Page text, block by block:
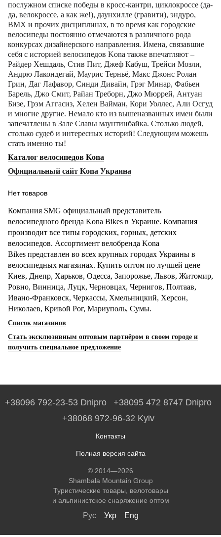
послужном списке победы в кросс-кантри, циклокроссе (да-
да, велокроссе, а как же!), даунхилле (гравити), эндуро,
BMX и прочих дисциплинах, в то время как городские
велосипеды постоянно отмечаются в различного рода
конкурсах дизайнерского направления. Имена, связавшие
себя с историей велосипедов Kona также впечатляют –
Райдер Хешдаль, Стив Пит, Джеф Кабуш, Трейси Мозли,
Андрю Лакондегай, Маурис Терньё, Макс Джонс Ролан
Грин, Даг Лафавор, Синди Дивайн, Грэг Минар, Фабьен
Барель, Джо Смит, Райан Треборн, Джо Мюррей, Антуан
Бизе, Грэм Аггасиз, Хелен Вайман, Кори Уоллес, Али Осгуд
и многие другие. Немало кто из вышеназванных имен были
запечатлены в Зале Славы маунтинбайка. Столько людей,
столько судеб и интересных историй! Следующим можешь
стать именно ты!
Каталог велосипедов Kona
Официальный сайт Kona Украина
Нет товаров
Компания SMG официальный представитель
велосипедного бренда Kona Bikes в Украине. Компания
производит все типы городских, горных, детских
велосипедов. Ассортимент велобренда Kona
Bikes представлен во всех крупных городах Украины в
велосипедных магазинах. Купить оптом по лучшей цене
Киев, Днепр, Харьков, Одесса, Запорожье, Львов, Житомир,
Ровно, Винница, Луцк, Черновцах, Чернигов, Полтаав,
Ивано-Франковск, Черкассы, Хмельницкий, Херсон,
Николаев, Кривой Рог, Мариуполь, Сумы.
Список магазинов
Стать эксклюзивным оптовым партнёром в своем городе и
получить специальное предложение
+38096 792-23-53 Dnipro
+38095 472 8747 Dnipro
+38068 972-96-32 Kyiv
Контакты
Полная версия сайта
© 2014—2026
Shambala Mountain Group
Туристические товары, велотовары
и альпинистское снаряжение оптом
Рус Укр Eng